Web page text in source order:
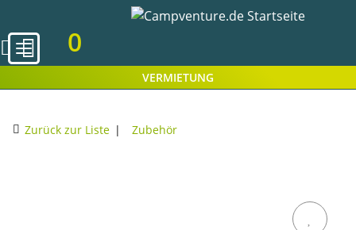
0
VERMIETUNG
Zurück zur Liste Zubehör